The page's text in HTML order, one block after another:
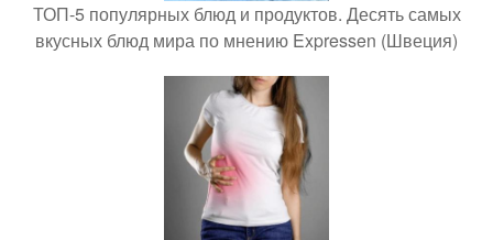
ТОП-5 популярных блюд и продуктов. Десять самых
вкусных блюд мира по мнению Expressen (Швеция)